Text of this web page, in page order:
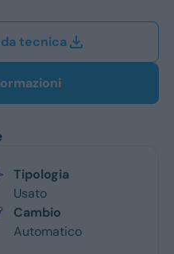
tecnica
Tipologia
Usato
Cambio
Automatico